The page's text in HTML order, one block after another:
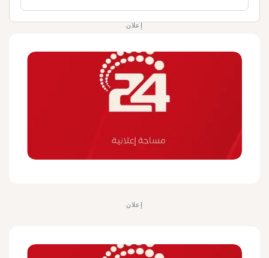
إعلان
إعلان